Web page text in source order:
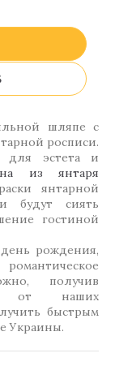
шляпе с
росписи.
для эстета и
из янтаря
янтарной
будут сиять
гостиной
рождения,
получив
от наших
быстрым
Украины.